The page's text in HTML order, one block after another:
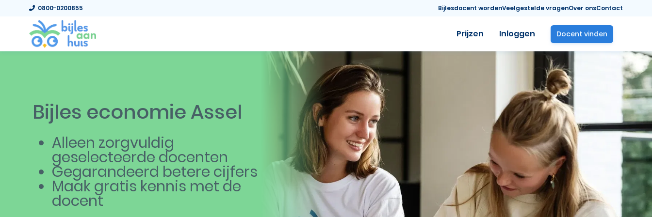
0800-0200855 Bijlesdocent wordenVeelgestelde vragenOver onsContact
Prijzen Inloggen Docent vinden
Bijles economie Assel
Alleen zorgvuldig
geselecteerde docenten
Gegarandeerd betere cijfers
Maak gratis kennis met de
docent